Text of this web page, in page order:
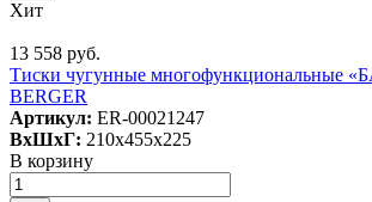
Хит
13 558 руб.
Тиски чугунные многофункциональные
BERGER
Артикул: ER-00021247
ВxШxГ: 210x455x225
В корзину